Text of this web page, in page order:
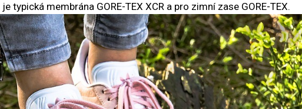
je typická membrána GORE-TEX XCR a pro zimní zase GORE-TEX.